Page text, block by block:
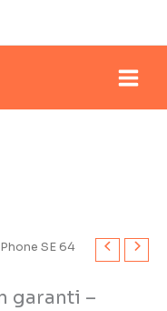
SE 64
garanti –